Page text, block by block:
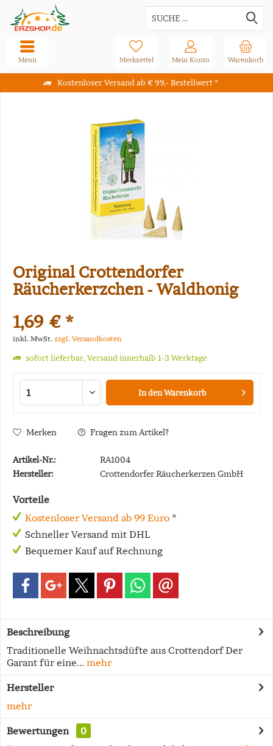
Kostenloser Versand ab € 99,- Bestellwert *
Warenkorb
Merkzettel Mein Konto
Menü
Original Crottendorfer
Räucherkerzchen - Waldhonig
1,69 € *
inkl. MwSt. zzgl. Versandkosten
sofort lieferbar, Versand innerhalb 1-3 Werktage
In denWarenkorb
Merken Fragen zum Artikel?
Artikel-Nr.:
RA1004
Hersteller:
Crottendorfer Räucherkerzen GmbH
Vorteile
Kostenloser Versand ab 99 Euro *
Schneller Versand mit DHL
Bequemer Kauf auf Rechnung
Beschreibung
Traditionelle Weihnachtsdüfte aus Crottendorf Der
Garant für eine... mehr
Hersteller
mehr
Bewertungen
0